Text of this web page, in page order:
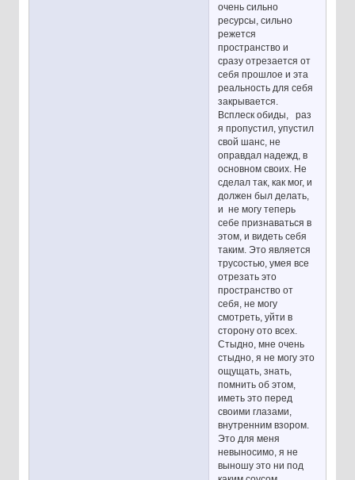
очень сильно
ресурсы, сильно
режется
пространство и
сразу отрезается от
себя прошлое и эта
реальность для себя
закрывается.
Всплеск обиды, раз
я пропустил, упустил
свой шанс, не
оправдал надежд, в
основном своих. Не
сделал так, как мог, и
должен был делать,
и не могу теперь
себе признаваться в
этом, и видеть себя
таким. Это является
трусостью, умея все
отрезать это
пространство от
себя, не могу
смотреть, уйти в
сторону ото всех.
Стыдно, мне очень
стыдно, я не могу это
ощущать, знать,
помнить об этом,
иметь это перед
своими глазами,
внутренним взором.
Это для меня
невыносимо, я не
выношу это ни под